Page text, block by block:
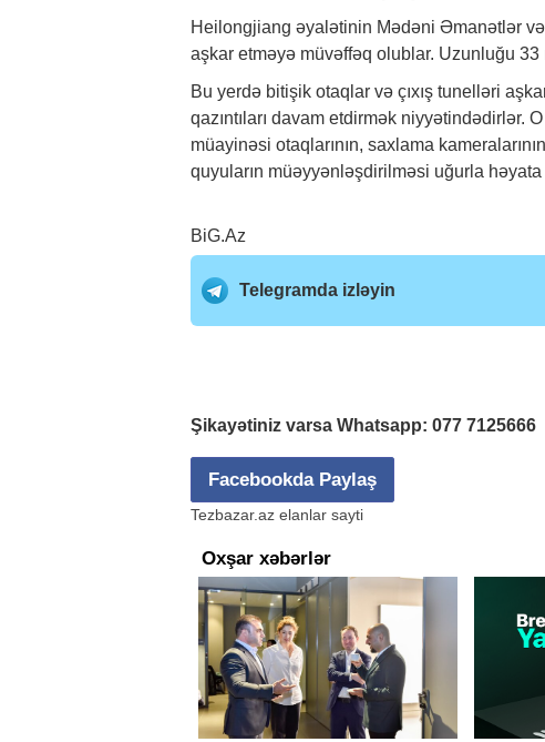
Heilongjiang əyalətinin Mədəni Əmanətlər
aşkar etməyə müvəffəq olublar. Uzunluğu 33
Bu yerdə bitişik otaqlar və çıxış tunelləri
qazıntıları davam etdirmək niyyətindədirlər.
müayinəsi otaqlarının, saxlama
quyuların müəyyənləşdirilməsi uğurla
BiG.Az
Telegramda izləyin
Şikayətiniz varsa Whatsapp: 077 7125666
Facebookda Paylaş
Tezbazar.az elanlar sayti
Oxşar xəbərlər